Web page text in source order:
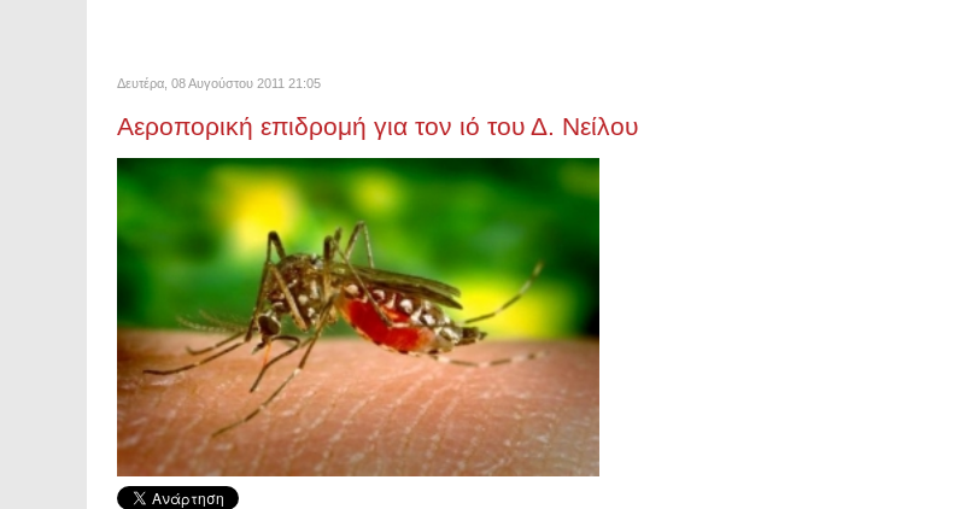
Δευτέρα, 08 Αυγούστου 2011 21:05
Αεροπορική επιδρομή για τον ιό του Δ. Νείλου